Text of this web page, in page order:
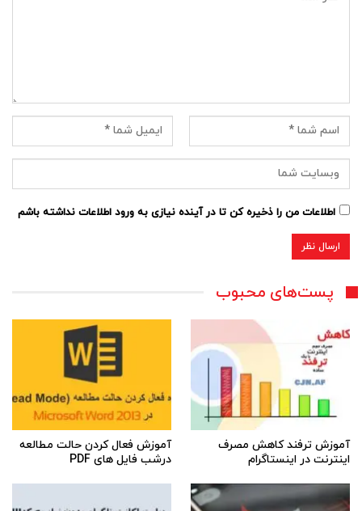
اطلاعات من را ذخیره کن تا در آینده نیازی به ورود اطلاعات نداشته باشم
پست‌های محبوب
آموزش ترفند کاهش مصرف
اینترنت در اینستاگرام
آموزش فعال کردن حالت مطالعه
درشب فایل های PDF